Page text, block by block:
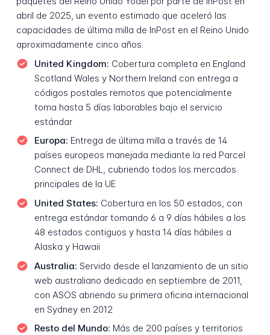
abril de 2025, un evento estimado que aceleró las
capacidades de última milla de InPost en el Reino Unido
aproximadamente cinco años.
United Kingdom: Cobertura completa en England
Scotland Wales y Northern Ireland con entrega a
códigos postales remotos que potencialmente
toma hasta 5 días laborables bajo el servicio
estándar
Europa: Entrega de última milla a través de 14
países europeos manejada mediante la red Parcel
Connect de DHL, cubriendo todos los mercados
principales de la UE
United States: Cobertura en los 50 estados, con
entrega estándar tomando 6 a 9 días hábiles a los
48 estados contiguos y hasta 14 días hábiles a
Alaska y Hawaii
Australia: Servido desde el lanzamiento de un sitio
web australiano dedicado en septiembre de 2011,
con ASOS abriendo su primera oficina internacional
en Sydney en 2012
Resto del Mundo: Más de 200 países y territorios